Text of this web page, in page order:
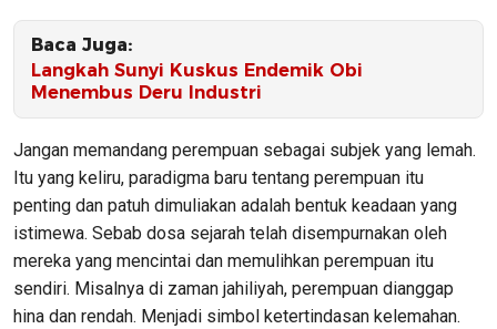
Baca Juga:
Langkah Sunyi Kuskus Endemik Obi
Menembus Deru Industri
Jangan memandang perempuan sebagai subjek yang lemah.
Itu yang keliru, paradigma baru tentang perempuan itu
penting dan patuh dimuliakan adalah bentuk keadaan yang
istimewa. Sebab dosa sejarah telah disempurnakan oleh
mereka yang mencintai dan memulihkan perempuan itu
sendiri. Misalnya di zaman jahiliyah, perempuan dianggap
hina dan rendah. Menjadi simbol ketertindasan kelemahan.